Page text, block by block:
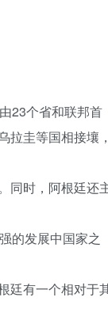
23个省和联邦首
拉圭等国相接壤，
同时，阿根廷还
的发展中国家之
廷有一个相对于